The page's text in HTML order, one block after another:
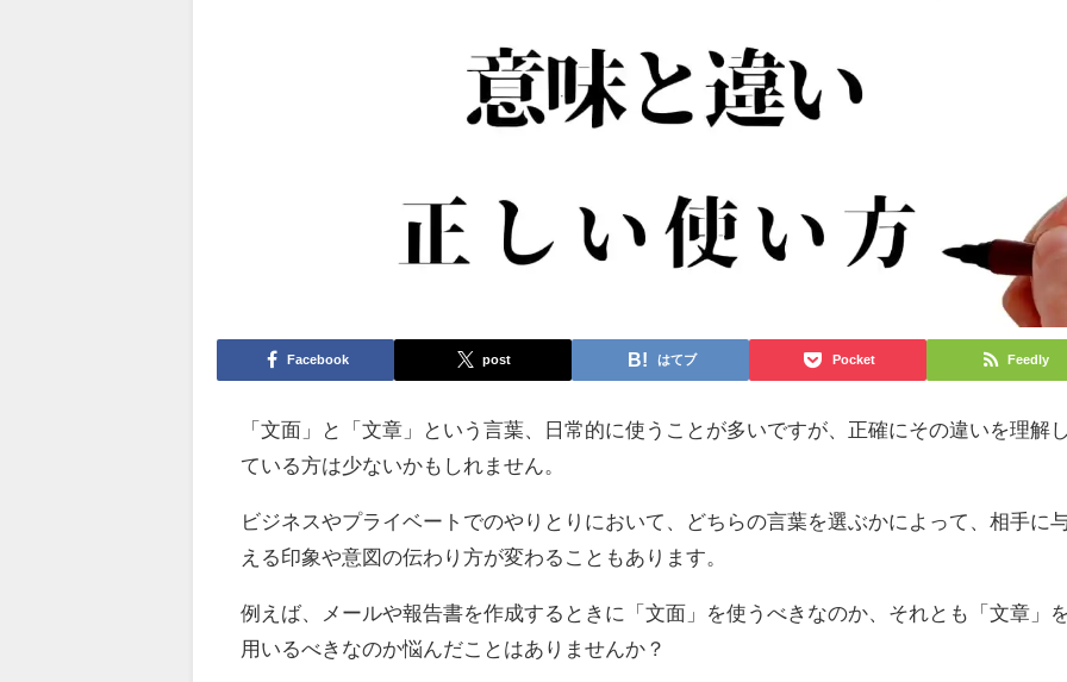
Facebook post はてブ Pocket Feedly
「文面」と「文章」という言葉、日常的に使うことが多いですが、正確にその違いを理解
ている方は少ないかもしれません。
ビジネスやプライベートでのやりとりにおいて、どちらの言葉を選ぶかによって、相手に
える印象や意図の伝わり方が変わることもあります。
例えば、メールや報告書を作成するときに「文面」を使うべきなのか、それとも「文章」
用いるべきなのか悩んだことはありませんか？